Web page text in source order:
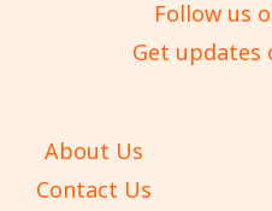
Follow us
Get updates
About Us
Contact Us